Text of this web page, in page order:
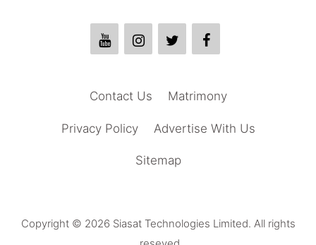
Matrimony
Contact Us
Advertise With Us
Privacy Policy
Sitemap
Copyright © 2026 Siasat Technologies Limited. All rights